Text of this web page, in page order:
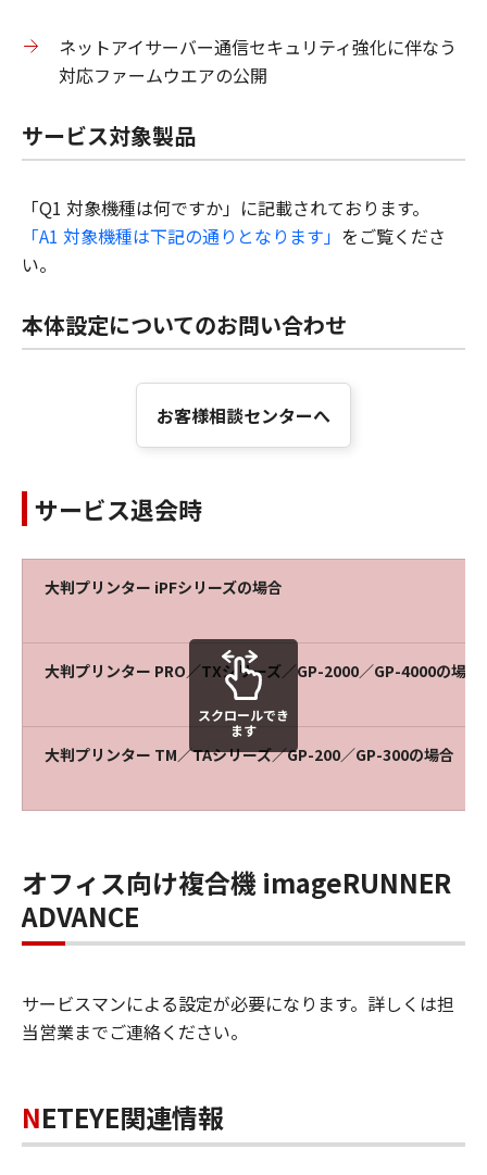
ネットアイサーバー通信セキュリティ強化に伴なう
対応ファームウエアの公開
サービス対象製品
「Q1 対象機種は何ですか」に記載されております。
「A1 対象機種は下記の通りとなります」 をご覧くださ
い。
本体設定についてのお問い合わせ
お客様相談センターへ
サービス退会時
大判プリンター iPFシリーズの場合
大判プリンター PRO／TXシリーズ／GP-2000／GP-4000の場合
大判プリンター TM／TAシリーズ／GP-200／GP-300の場合
スクロールでき
ます
オフィス向け複合機 imageRUNNER
ADVANCE
サービスマンによる設定が必要になります。詳しくは担
当営業までご連絡ください。
NETEYE関連情報